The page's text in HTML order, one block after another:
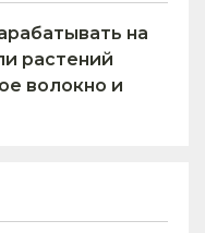
на
растений
волокно и